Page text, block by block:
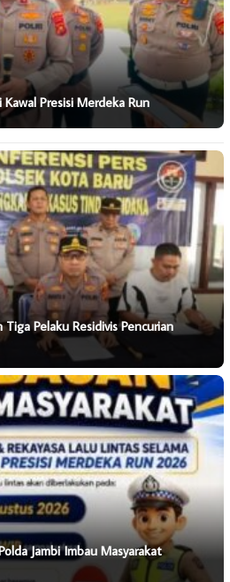
Kawal Presisi Merdeka Run
Pelaku Residivis Pencurian
Jambi Imbau Masyarakat